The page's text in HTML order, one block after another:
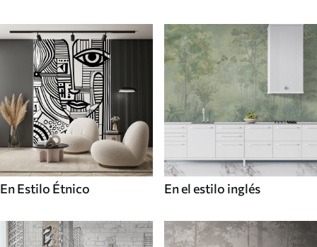
En Estilo Étnico En el estilo inglés